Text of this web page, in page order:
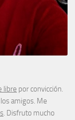
libre por convicción.
amigos. Me
. Disfruto mucho